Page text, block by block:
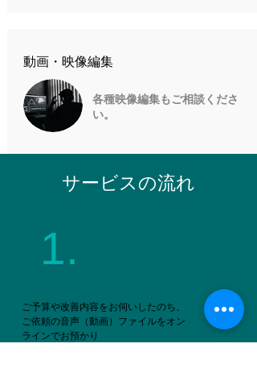
​動画・映像編集
各種映像編集もご相談くださ
い。
サービスの流れ
ご予算や改善内容をお伺いしたのち、​
ご依頼の音声（動画）ファイルをオン
ラインでお預かり
1.